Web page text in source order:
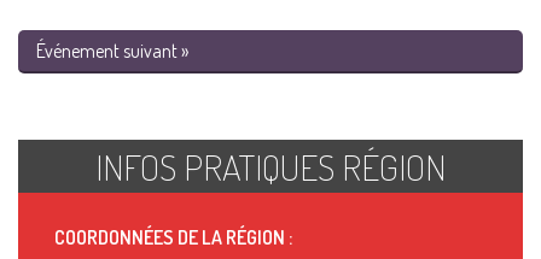
Événement suivant »
INFOS PRATIQUES RÉGION
COORDONNÉES DE LA RÉGION :